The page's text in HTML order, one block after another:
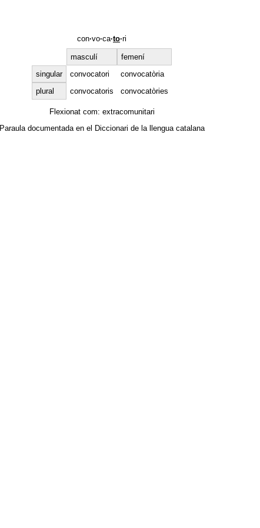
con·vo·ca·to·ri
masculí
femení
singular
convocatori
convocatòria
plural
convocatoris convocatòries
Flexionat com: extracomunitari
Paraula documentada en el Diccionari de la llengua catalana